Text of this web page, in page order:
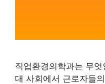
직업환경의학과는 무
대 사회에서 근로자들